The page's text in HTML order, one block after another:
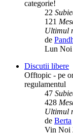
categorie!
22
121
Ultimul
de
Lun Noi
Discutii libere
Offtopic - pe
regulamentul
47
428
Ultimul
de Berta
Vin Noi